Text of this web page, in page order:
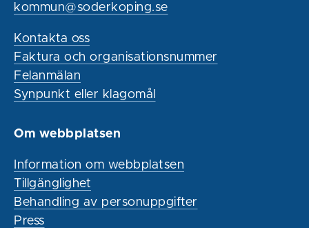
kommun@soderkoping.se
Kontakta oss
Faktura och organisationsnummer
Felanmälan
Synpunkt eller klagomål
Om webbplatsen
Information om webbplatsen
Tillgänglighet
Behandling av personuppgifter
Press